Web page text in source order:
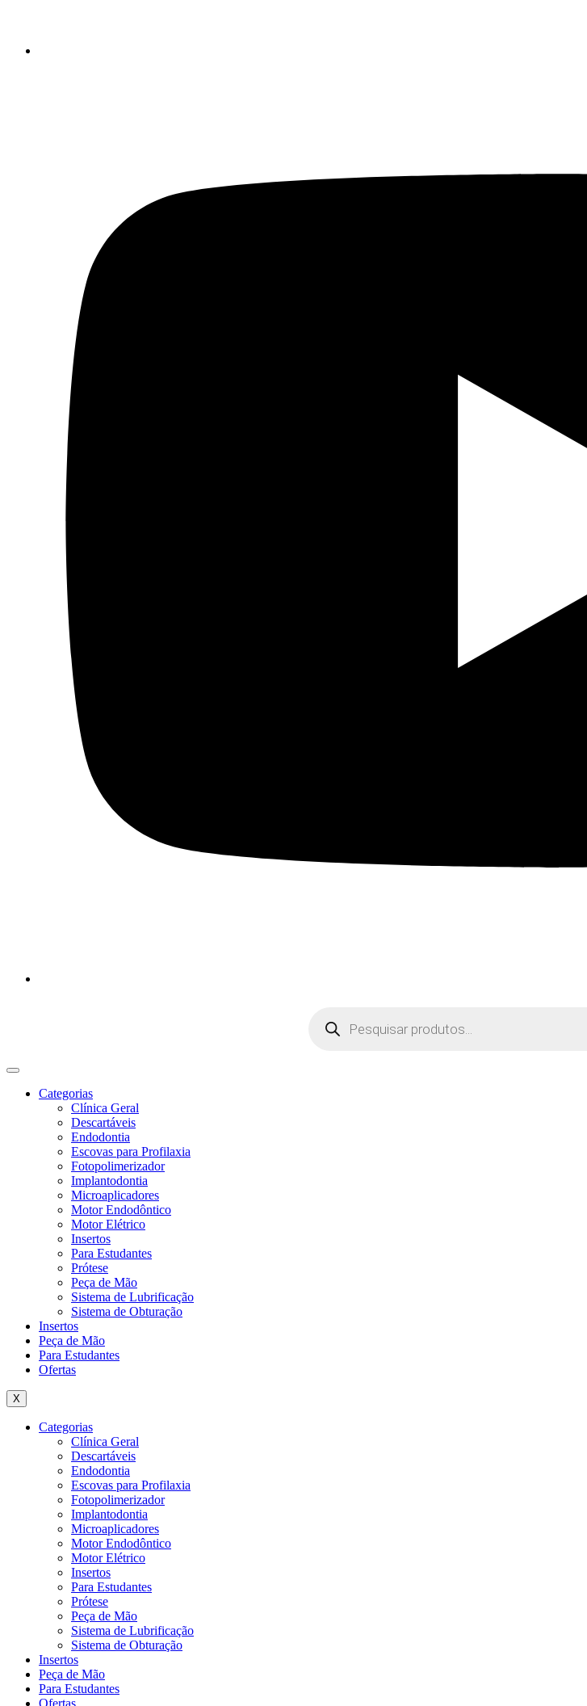
produtos
Categorias
Clínica Geral
Descartáveis
Endodontia
Escovas para Profilaxia
Fotopolimerizador
Implantodontia
Microaplicadores
Motor Endodôntico
Motor Elétrico
Insertos
Para Estudantes
Prótese
Peça de Mão
Sistema de Lubrificação
Sistema de Obturação
Insertos
Peça de Mão
Para Estudantes
Ofertas
X
Categorias
Clínica Geral
Descartáveis
Endodontia
Escovas para Profilaxia
Fotopolimerizador
Implantodontia
Microaplicadores
Motor Endodôntico
Motor Elétrico
Insertos
Para Estudantes
Prótese
Peça de Mão
Sistema de Lubrificação
Sistema de Obturação
Insertos
Peça de Mão
Para Estudantes
Ofertas